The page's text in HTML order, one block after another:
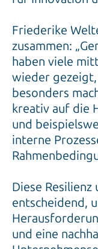
Friederike
zusammen:
haben viele
wieder
besonders
kreativ auf die
und
interne
Diese Resilienz
entscheidend,
und eine
den